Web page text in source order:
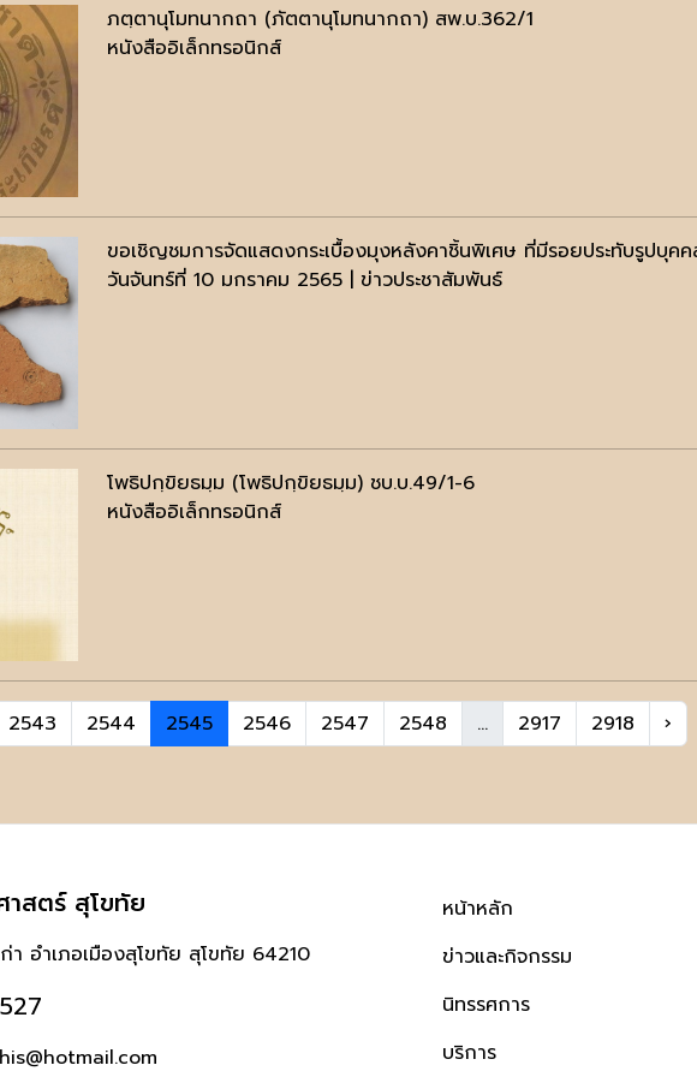
ภตฺตานุโมทนากถา (ภัตตานุโมทนากถา) สพ.บ.362/1
หนังสืออิเล็กทรอนิกส์
ขอเชิญชมการจัดแสดงกระเบื้องมุงหลังคาชิ้นพิเศษ ที่มีรอยประทับรูปบุคค
วันจันทร์ที่ 10 มกราคม 2565 | ข่าวประชาสัมพันธ์
โพธิปกฺขิยธมฺม (โพธิปกฺขิยธมฺม) ชบ.บ.49/1-6
หนังสืออิเล็กทรอนิกส์
2543 2544 2545 2546 2547 2548 ... 2917 2918 ›
าสตร์ สุโขทัย
า อำเภอเมืองสุโขทัย สุโขทัย 64210
หน้าหลัก
ข่าวและกิจกรรม
นิทรรศการ
บริการ